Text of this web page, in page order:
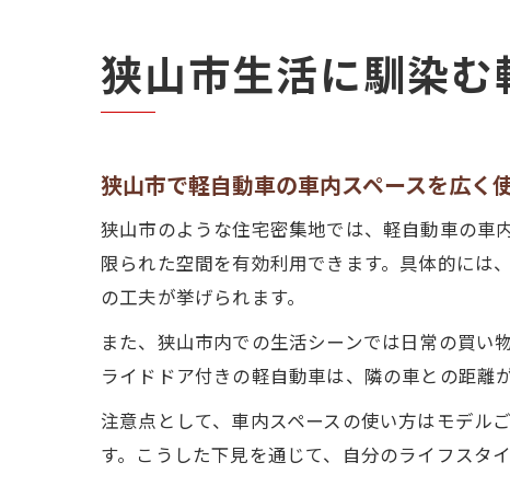
狭山市生活に馴染
狭山市で軽自動車の車内スペースを広く
狭山市のような住宅密集地では、軽自動車の車
限られた空間を有効利用できます。具体的には
の工夫が挙げられます。
また、狭山市内での生活シーンでは日常の買
ライドドア付きの軽自動車は、隣の車との距離
注意点として、車内スペースの使い方はモデル
す。こうした下見を通じて、自分のライフスタ